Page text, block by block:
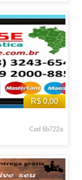
R$ 0,00
Cod 6b722a